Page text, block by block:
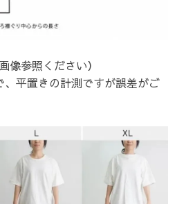
像参照ください）
平置きの計測ですが誤差がご